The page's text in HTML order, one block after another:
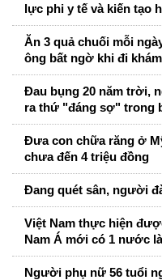
lực phi y tế và kiến tạo
Ăn 3 quả chuối mỗi
ông bất ngờ khi đi khám
Đau bụng 20 năm trời,
ra thứ "đáng sợ" trong
Đưa con chữa răng ở
chưa đến 4 triệu đồng
Đang quét sân, người
Việt Nam thực hiện
Nam Á mới có 1 nước
Người phụ nữ 56 tuổi